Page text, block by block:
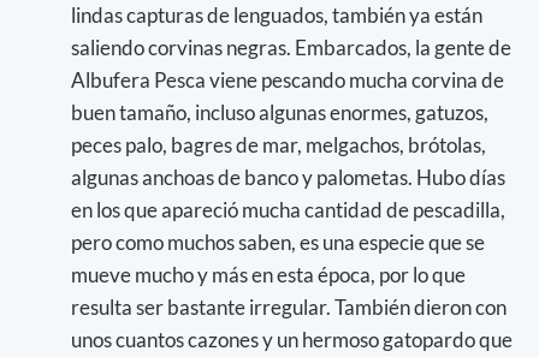
lindas capturas de lenguados, también ya están
saliendo corvinas negras. Embarcados, la gente de
Albufera Pesca viene pescando mucha corvina de
buen tamaño, incluso algunas enormes, gatuzos,
peces palo, bagres de mar, melgachos, brótolas,
algunas anchoas de banco y palometas. Hubo días
en los que apareció mucha cantidad de pescadilla,
pero como muchos saben, es una especie que se
mueve mucho y más en esta época, por lo que
resulta ser bastante irregular. También dieron con
unos cuantos cazones y un hermoso gatopardo que